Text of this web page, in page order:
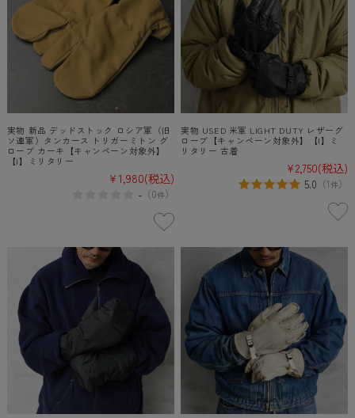
実物 新品 デッドストック ロシア軍（旧
ソ連軍）タンカース トリガーミトン グ
ローブ カーキ【キャンペーン対象外】
【I】ミリタリー
¥1,980(税込)
-（0件）
実物 USED 米軍 LIGHT DUTY レザーグ
ローブ【キャンペーン対象外】【I】ミ
リタリー 古着
¥2,750(税込)
5.0 （1件）